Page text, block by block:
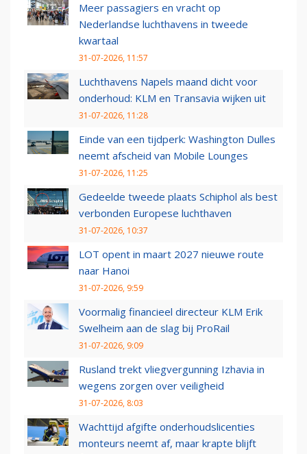
Meer passagiers en vracht op
Nederlandse luchthavens in tweede
kwartaal
31-07-2026, 11:57
Luchthavens Napels maand dicht voor
onderhoud: KLM en Transavia wijken uit
31-07-2026, 11:28
Einde van een tijdperk: Washington Dulles
neemt afscheid van Mobile Lounges
31-07-2026, 11:25
Gedeelde tweede plaats Schiphol als best
verbonden Europese luchthaven
31-07-2026, 10:37
LOT opent in maart 2027 nieuwe route
naar Hanoi
31-07-2026, 9:59
Voormalig financieel directeur KLM Erik
Swelheim aan de slag bij ProRail
31-07-2026, 9:09
Rusland trekt vliegvergunning Izhavia in
wegens zorgen over veiligheid
31-07-2026, 8:03
Wachttijd afgifte onderhoudslicenties
monteurs neemt af, maar krapte blijft